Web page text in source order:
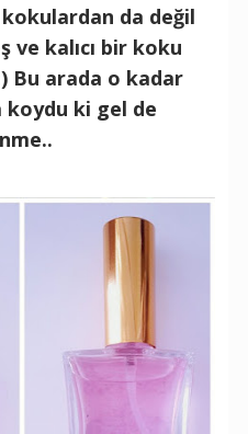
da değil
ve kalıcı bir koku
Bu arada o kadar
ki gel de